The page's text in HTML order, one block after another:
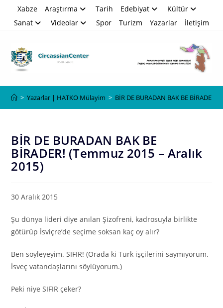
Xabze Araştırma Tarih Edebiyat
Kültür
Sanat
Videolar Spor Turizm Yazarlar İletişim
> Yazarlar | HATKO Mülayim > BİR DE BURADAN BAK BE
BİR DE BURADAN BAK BE
BİRADER! (Temmuz 2015 – Aralık
2015)
30 Aralık 2015
Şu dünya lideri diye anılan Şizofreni, kadrosuyla birlikte
götürüp İsviçre’de seçime soksan kaç oy alır?
Ben söyleyeyim. SIFIR! (Orada ki Türk işçilerini saymıyorum.
İsveç vatandaşlarını söylüyorum.)
Peki niye SIFIR çeker?